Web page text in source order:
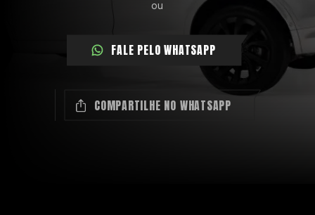
ou
FALE PELO WHATSAPP
COMPARTILHE NO WHATSAPP